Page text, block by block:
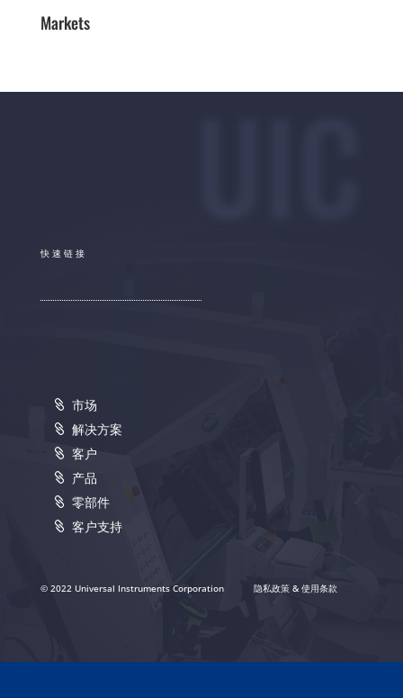
Markets
快速链接
市场
解决方案
客户
产品
零部件
客户支持
© 2022 Universal Instruments Corporation 隐私政策 & 使用条款